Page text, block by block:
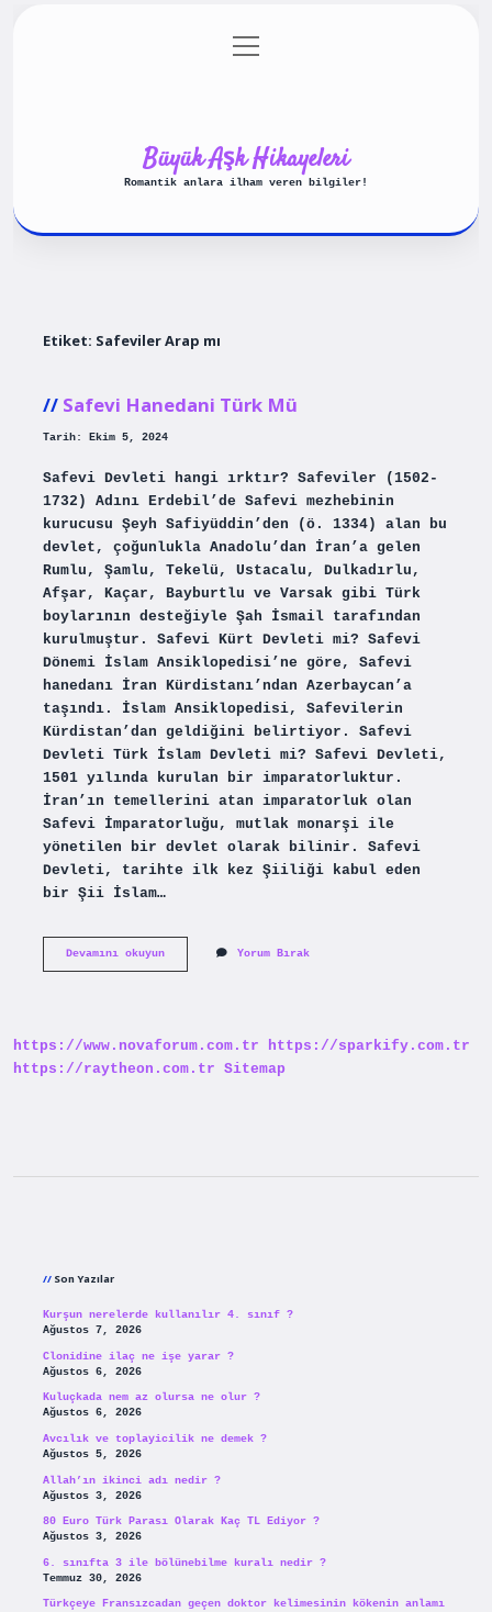
Gizlilik Politikası
menüyü
aç
Büyük Aşk Hikayeleri
Romantik anlara ilham veren bilgiler!
Etiket: Safeviler Arap mı
Safevi Hanedani Türk Mü
Tarih: Ekim 5, 2024
Safevi Devleti hangi ırktır? Safeviler (1502-
1732) Adını Erdebil’de Safevi mezhebinin
kurucusu Şeyh Safiyüddin’den (ö. 1334) alan bu
devlet, çoğunlukla Anadolu’dan İran’a gelen
Rumlu, Şamlu, Tekelü, Ustacalu, Dulkadırlu,
Afşar, Kaçar, Bayburtlu ve Varsak gibi Türk
boylarının desteğiyle Şah İsmail tarafından
kurulmuştur. Safevi Kürt Devleti mi? Safevi
Dönemi İslam Ansiklopedisi’ne göre, Safevi
hanedanı İran Kürdistanı’ndan Azerbaycan’a
taşındı. İslam Ansiklopedisi, Safevilerin
Kürdistan’dan geldiğini belirtiyor. Safevi
Devleti Türk İslam Devleti mi? Safevi Devleti,
1501 yılında kurulan bir imparatorluktur.
İran’ın temellerini atan imparatorluk olan
Safevi İmparatorluğu, mutlak monarşi ile
yönetilen bir devlet olarak bilinir. Safevi
Devleti, tarihte ilk kez Şiiliği kabul eden
bir Şii İslam…
Devamını okuyunSafevi
Yorum Bırak
https://www.novaforum.com.tr
https://sparkify.com.tr
https://raytheon.com.tr Sitemap
Son Yazılar
Kurşun nerelerde kullanılır 4. sınıf ?
Ağustos 7, 2026
Clonidine ilaç ne işe yarar ?
Ağustos 6, 2026
Kuluçkada nem az olursa ne olur ?
Ağustos 6, 2026
Avcılık ve toplayicilik ne demek ?
Ağustos 5, 2026
Allah’ın ikinci adı nedir ?
Ağustos 3, 2026
80 Euro Türk Parası Olarak Kaç TL Ediyor ?
Ağustos 3, 2026
6. sınıfta 3 ile bölünebilme kuralı nedir ?
Temmuz 30, 2026
Türkçeye Fransızcadan geçen doktor kelimesinin kökenin anlamı